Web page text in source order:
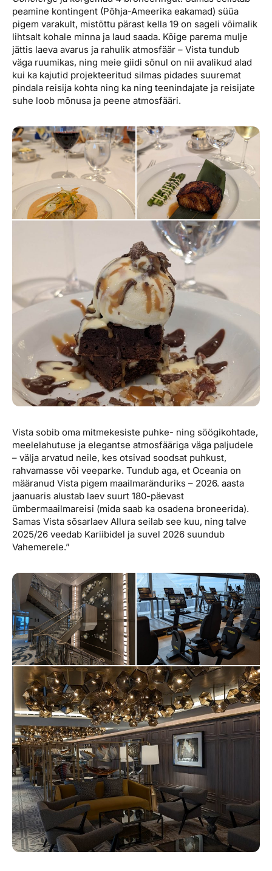
peamine kontingent (Põhja-Ameerika eakamad) süüa
pigem varakult, mistõttu pärast kella 19 on sageli võimalik
lihtsalt kohale minna ja laud saada. Kõige parema mulje
jättis laeva avarus ja rahulik atmosfäär – Vista tundub
väga ruumikas, ning meie giidi sõnul on nii avalikud alad
kui ka kajutid projekteeritud silmas pidades suuremat
pindala reisija kohta ning ka ning teenindajate ja reisijate
suhe loob mõnusa ja peene atmosfääri.
Vista sobib oma mitmekesiste puhke- ning söögikohtade,
meelelahutuse ja elegantse atmosfääriga väga paljudele
– välja arvatud neile, kes otsivad soodsat puhkust,
rahvamasse või veeparke. Tundub aga, et Oceania on
määranud Vista pigem maailmaränduriks – 2026. aasta
jaanuaris alustab laev suurt 180-päevast
ümbermaailmareisi (mida saab ka osadena broneerida).
Samas Vista sõsarlaev Allura seilab see kuu, ning talve
2025/26 veedab Kariibidel ja suvel 2026 suundub
Vahemerele.”